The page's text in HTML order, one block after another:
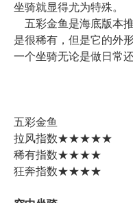
坐骑就显得尤为特殊。
五彩金鱼是海底版本
是很稀有，但是它的外
一个坐骑无论是做日常
五彩金鱼
拉风指数★★★★★
稀有指数★★★★
狂奔指数★★★★